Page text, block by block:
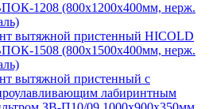
1208 (800х1200х400мм, нерж.
вытяжной пристенный HICOLD
1508 (800х1500х400мм, нерж.
вытяжной пристенный с
лабиринтным